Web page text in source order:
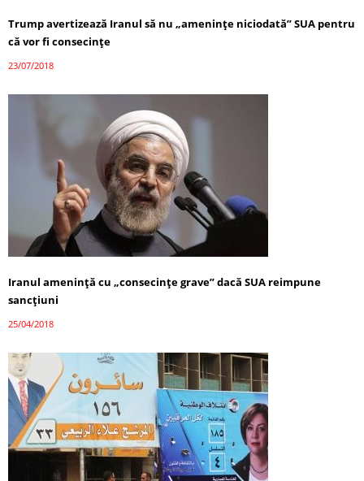
Trump avertizează Iranul să nu „amenințe niciodată” SUA pentru
că vor fi consecințe
23/07/2018
Iranul amenință cu „consecințe grave” dacă SUA reimpune
sancțiuni
25/04/2018